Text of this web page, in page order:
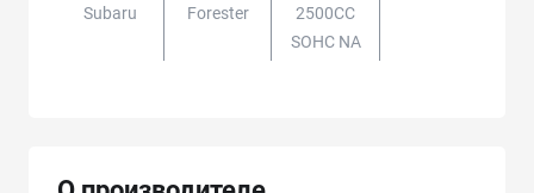
Subaru
Forester
2500CC
SOHC NA